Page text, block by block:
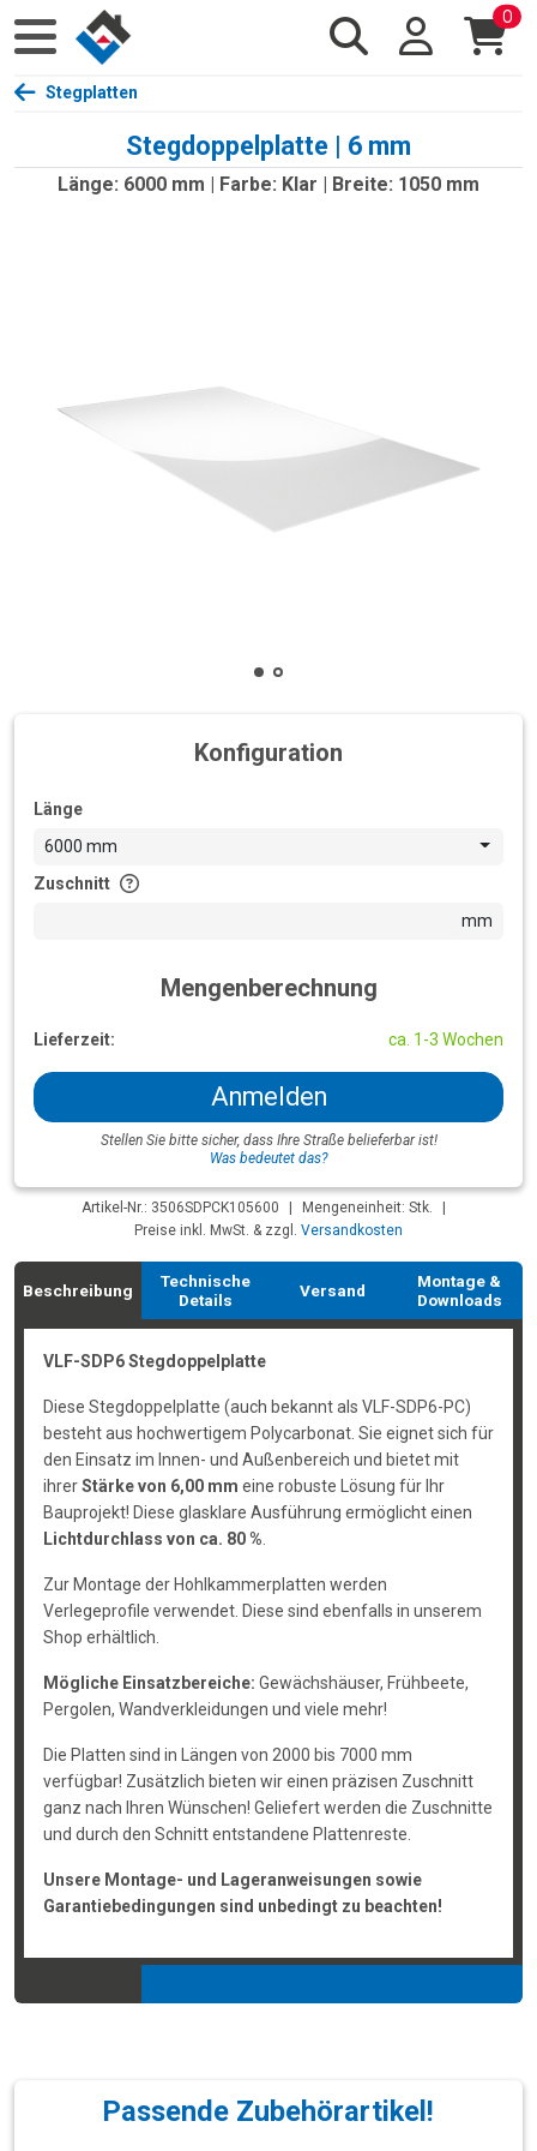
0
Stegplatten
Stegdoppelplatte | 6 mm
Länge: 6000 mm | Farbe: Klar | Breite: 1050 mm
Konfiguration
Länge
6000 mm
Zuschnitt
mm
Mengenberechnung
Lieferzeit: ca. 1-3 Wochen
Anmelden
Stellen Sie bitte sicher, dass Ihre Straße belieferbar ist!
Was bedeutet das?
Artikel-Nr.: 3506SDPCK105600 Mengeneinheit: Stk.
Preise inkl. MwSt. & zzgl. Versandkosten
Beschreibung
Technische
Details
Versand
Montage &
Downloads
VLF-SDP6 Stegdoppelplatte
Diese Stegdoppelplatte (auch bekannt als VLF-SDP6-PC)
besteht aus hochwertigem Polycarbonat. Sie eignet sich für
den Einsatz im Innen- und Außenbereich und bietet mit
ihrerStärke von 6,00 mm eine robuste Lösung für Ihr
Bauprojekt! Diese glasklare Ausführung ermöglicht einen
Lichtdurchlass von ca. 80 %
Zur Montage der Hohlkammerplatten werden
Verlegeprofile verwendet. Diese sind ebenfalls in unserem
Shop erhältlich.
Mögliche Einsatzbereiche: Gewächshäuser, Frühbeete,
Pergolen, Wandverkleidungen und viele mehr!
Die Platten sind in Längen von 2000 bis 7000 mm
verfügbar! Zusätzlich bieten wir einen präzisen Zuschnitt
ganz nach Ihren Wünschen! Geliefert werden die Zuschnitte
und durch den Schnitt entstandene Plattenreste.
Unsere Montage- und Lageranweisungen sowie
Garantiebedingungen sind unbedingt zu beachten!
Passende Zubehörartikel!